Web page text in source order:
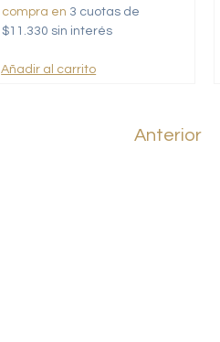
compra en 3 cuotas de
$11.330 sin interés
Añadir al carrito
Anterior